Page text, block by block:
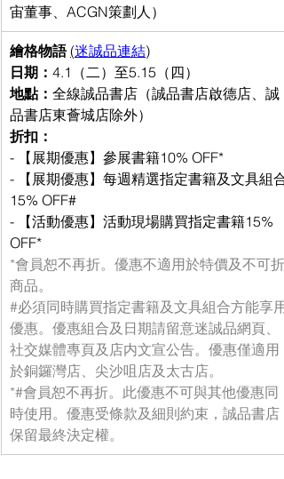
宙董事、ACGN策劃人）
繪格物語 (迷誠品連結)
日期： 4.1（二）至5.15（四）
地點： 全線誠品書店（誠品書店啟德店、誠
品書店東薈城店除外）
折扣：
- 【展期優惠】參展書籍10% OFF*
- 【展期優惠】每週精選指定書籍及文具組合
15% OFF#
- 【活動優惠】活動現場購買指定書籍15%
OFF*
*會員恕不再折。優惠不適用於特價及不可折
商品。
#必須同時購買指定書籍及文具組合方能享用
優惠。優惠組合及日期請留意迷誠品網頁、
社交媒體專頁及店内文宣公告。優惠僅適用
於銅鑼灣店、尖沙咀店及太古店。
*#會員恕不再折。此優惠不可與其他優惠同
時使用。優惠受條款及細則約束，誠品書店
保留最終決定權。